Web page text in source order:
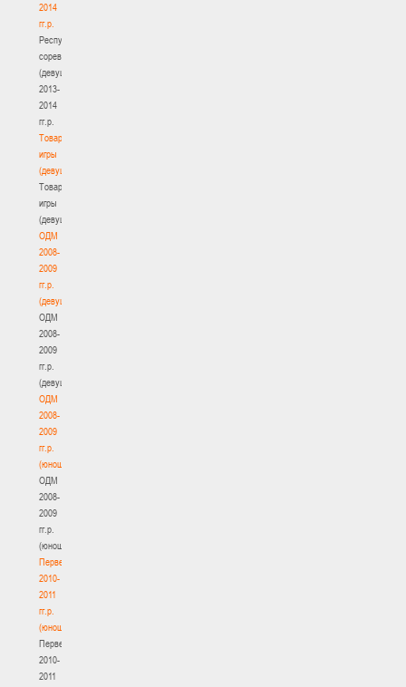
2014
гг.р.
Республиканские
соревнования
(девушки)
2013-
2014
гг.р.
Товарищеские
игры
(девушки)
Товарищеские
игры
(девушки)
ОДМ
2008-
2009
гг.р.
(девушки)
ОДМ
2008-
2009
гг.р.
(девушки)
ОДМ
2008-
2009
гг.р.
(юноши)
ОДМ
2008-
2009
гг.р.
(юноши)
Первенство
2010-
2011
гг.р.
(юноши)
Первенство
2010-
2011